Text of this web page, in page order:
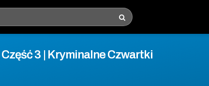
3 | Kryminalne Czwartki